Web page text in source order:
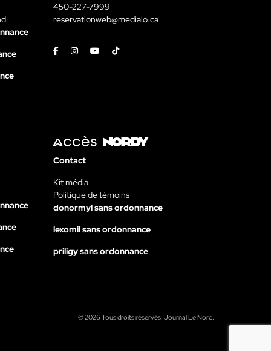
450-227-7999
reservationweb@medialo.ca
FacebookInstagramYoutubeTiktok
Contact
Kit média
Politique de témoins
donormyl sans ordonnance
lexomil sans ordonnance
priligy sans ordonnance
© 2026 Tous droits réservés. Journal Le Nord.